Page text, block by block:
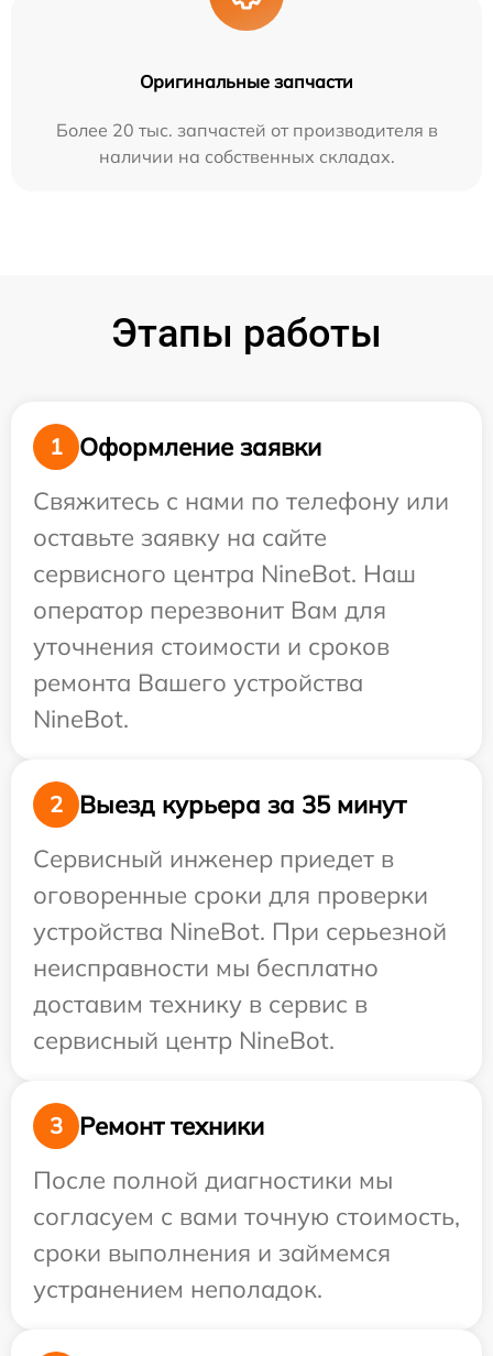
Оригинальные запчасти
Более 20 тыс. запчастей от производителя в
наличии на собственных складах.
Этапы работы
1
Оформление заявки
Свяжитесь с нами по телефону или
оставьте заявку на сайте
сервисного центра NineBot. Наш
оператор перезвонит Вам для
уточнения стоимости и сроков
ремонта Вашего устройства
NineBot.
2
Выезд курьера за 35 минут
Сервисный инженер приедет в
оговоренные сроки для проверки
устройства NineBot. При серьезной
неисправности мы бесплатно
доставим технику в сервис в
сервисный центр NineBot.
3
Ремонт техники
После полной диагностики мы
согласуем с вами точную стоимость,
сроки выполнения и займемся
устранением неполадок.